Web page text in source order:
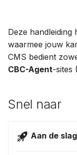
n
i
Hiërarchisch
Vertalen
Archiveren of
Concepten en
Verwijzingen en
collecties
Pagina's
Referenties
Team
Cookies-banner
SEO
Deze handleiding
waarmee jouw
CMS bedient
CBC-Agent-sites
Snel naar
Aan de slag